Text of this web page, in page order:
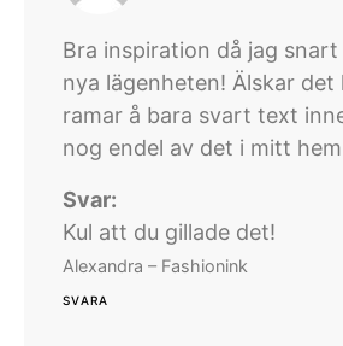
Bra inspiration då jag
nya lägenheten! Älskar det
ramar å bara svart text
nog endel av det i mitt hem
Svar:
Kul att du gillade det!
Alexandra – Fashionink
SVARA